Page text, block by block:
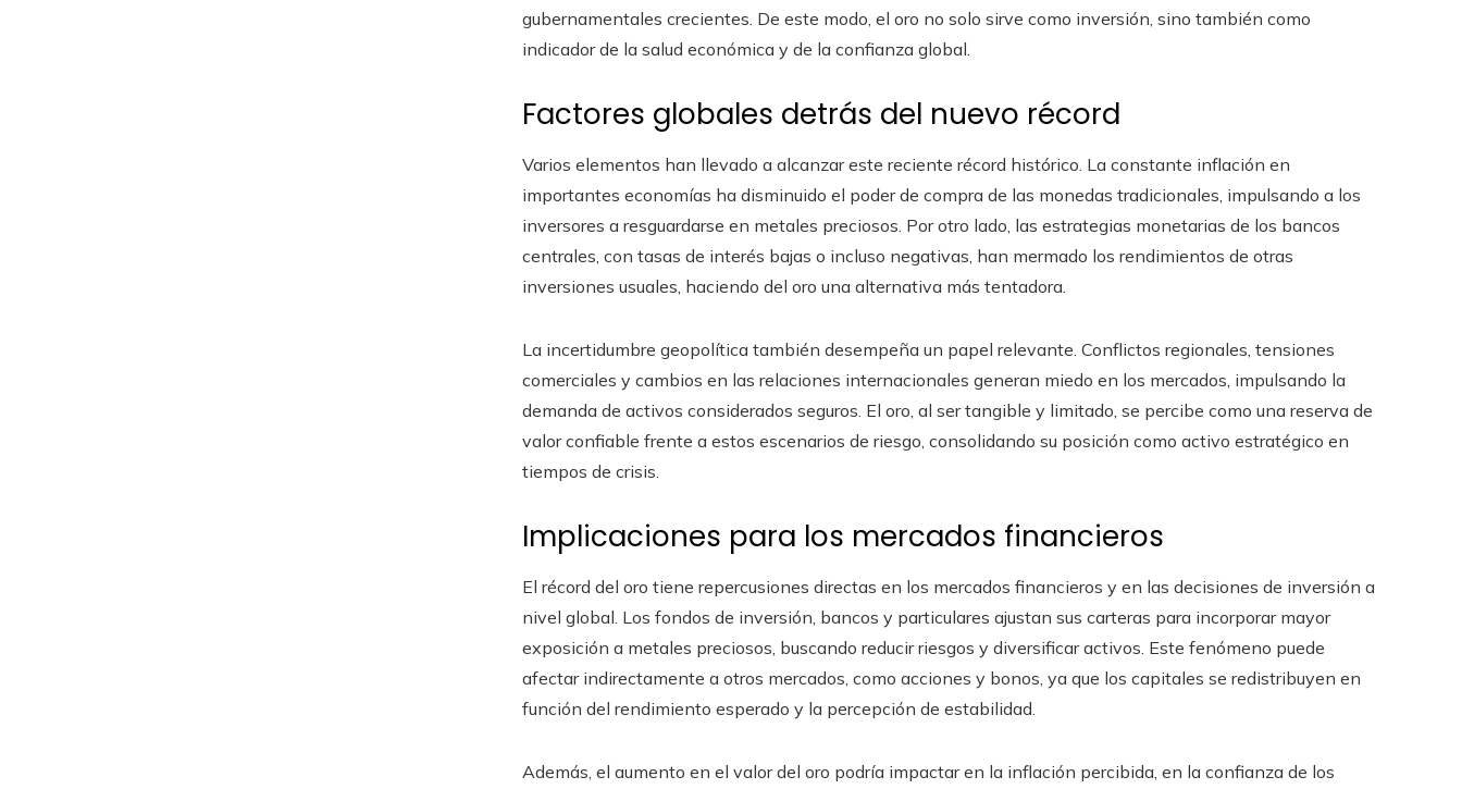
gubernamentales crecientes. De este modo, el oro no solo sirve como inversión, sino también como
indicador de la salud económica y de la confianza global.
Factores globales detrás del nuevo récord
Varios elementos han llevado a alcanzar este reciente récord histórico. La constante inflación en
importantes economías ha disminuido el poder de compra de las monedas tradicionales, impulsando a los
inversores a resguardarse en metales preciosos. Por otro lado, las estrategias monetarias de los bancos
centrales, con tasas de interés bajas o incluso negativas, han mermado los rendimientos de otras
inversiones usuales, haciendo del oro una alternativa más tentadora.
La incertidumbre geopolítica también desempeña un papel relevante. Conflictos regionales, tensiones
comerciales y cambios en las relaciones internacionales generan miedo en los mercados, impulsando la
demanda de activos considerados seguros. El oro, al ser tangible y limitado, se percibe como una reserva de
valor confiable frente a estos escenarios de riesgo, consolidando su posición como activo estratégico en
tiempos de crisis.
Implicaciones para los mercados financieros
El récord del oro tiene repercusiones directas en los mercados financieros y en las decisiones de inversión a
nivel global. Los fondos de inversión, bancos y particulares ajustan sus carteras para incorporar mayor
exposición a metales preciosos, buscando reducir riesgos y diversificar activos. Este fenómeno puede
afectar indirectamente a otros mercados, como acciones y bonos, ya que los capitales se redistribuyen en
función del rendimiento esperado y la percepción de estabilidad.
Además, el aumento en el valor del oro podría impactar en la inflación percibida, en la confianza de los